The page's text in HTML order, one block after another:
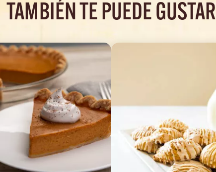
TAMBIÉN TE PUEDE GUSTAR